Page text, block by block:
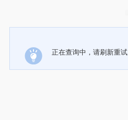
正在查询中，请刷新重试